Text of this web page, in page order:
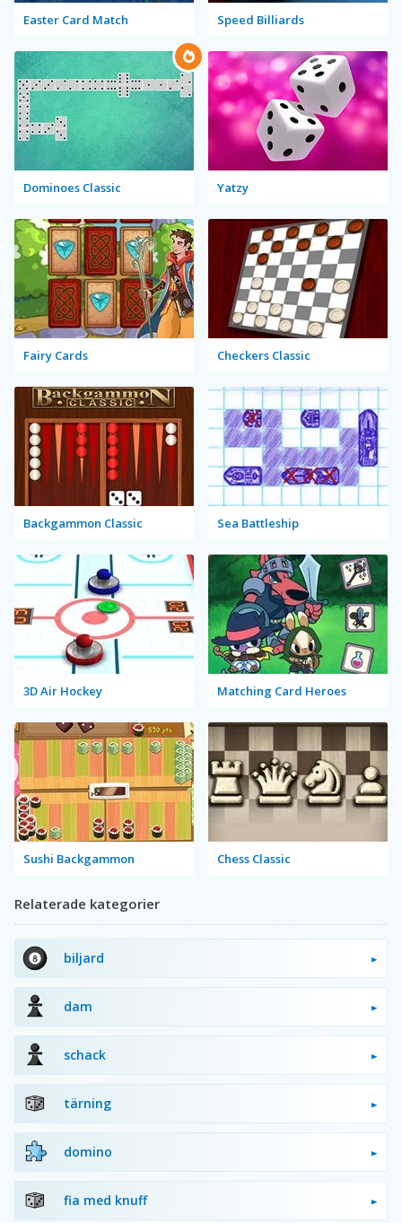
Easter Card Match Speed Billiards
Dominoes Classic Yatzy
Fairy Cards Checkers Classic
Backgammon Classic Sea Battleship
3D Air Hockey Matching Card Heroes
Sushi Backgammon Chess Classic
Relaterade kategorier
biljard
dam
schack
tärning
domino
fia med knuff